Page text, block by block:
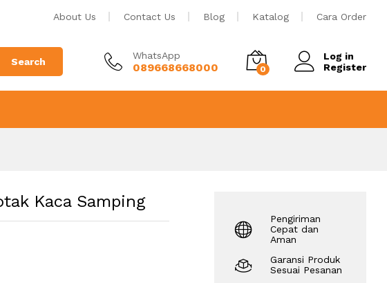
About Us Contact Us Blog Katalog Cara Order
Search
WhatsApp
089668668000 0
Log in
Register
Kaca Samping
Pengiriman
Cepat dan
Aman
Garansi Produk
Sesuai Pesanan
Rp 42 Tambah ke keranjang